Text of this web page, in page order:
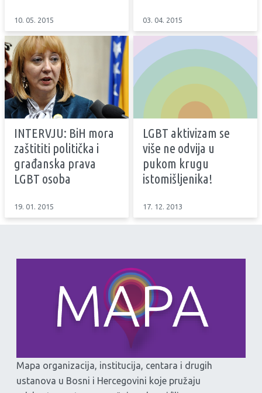
10. 05. 2015 03. 04. 2015
INTERVJU: BiH mora
zaštititi politička i
građanska prava
LGBT osoba
19. 01. 2015
LGBT aktivizam se
više ne odvija u
pukom krugu
istomišljenika!
17. 12. 2013
Mapa organizacija, institucija, centara i drugih
ustanova u Bosni i Hercegovini koje pružaju